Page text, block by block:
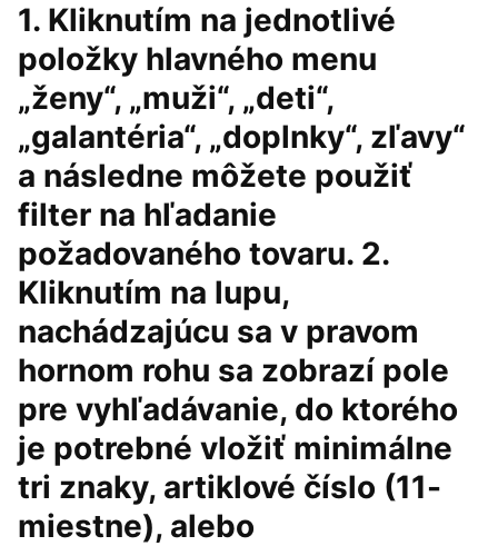
1. Kliknutím na jednotlivé
položky hlavného menu
„ženy“, „muži“, „deti“,
„galantéria“, „doplnky“, zľavy“
a následne môžete použiť
filter na hľadanie
požadovaného tovaru. 2.
Kliknutím na lupu,
nachádzajúcu sa v pravom
hornom rohu sa zobrazí pole
pre vyhľadávanie, do ktorého
je potrebné vložiť minimálne
tri znaky, artiklové číslo (11-
miestne), alebo